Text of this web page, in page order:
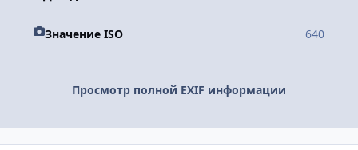
Значение ISO 640
Просмотр полной EXIF информации